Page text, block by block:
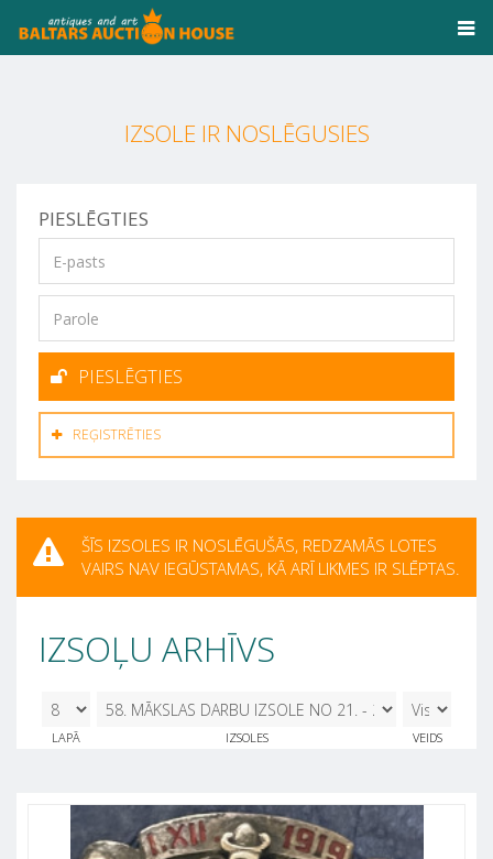
IZSOLE IR NOSLĒGUSIES
PIESLĒGTIES
PIESLĒGTIES
REĢISTRĒTIES
ŠĪS IZSOLES IR NOSLĒGUŠĀS, REDZAMĀS LOTES
VAIRS NAV IEGŪSTAMAS, KĀ ARĪ LIKMES IR SLĒPTAS.
IZSOĻU ARHĪVS
LAPĀ
58. MĀKSLAS DARBU IZSOLE NO 21. - 25.
MARTAM 21.03.2025
IZSOLES VEIDS